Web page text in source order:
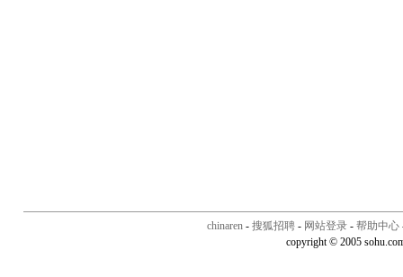
chinaren - 搜狐招聘 - 网站登录 - 帮助中心
copyright © 2005